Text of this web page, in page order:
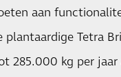
aan
Tetra
285.000 kg per